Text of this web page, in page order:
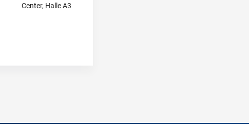
Center, Halle A3